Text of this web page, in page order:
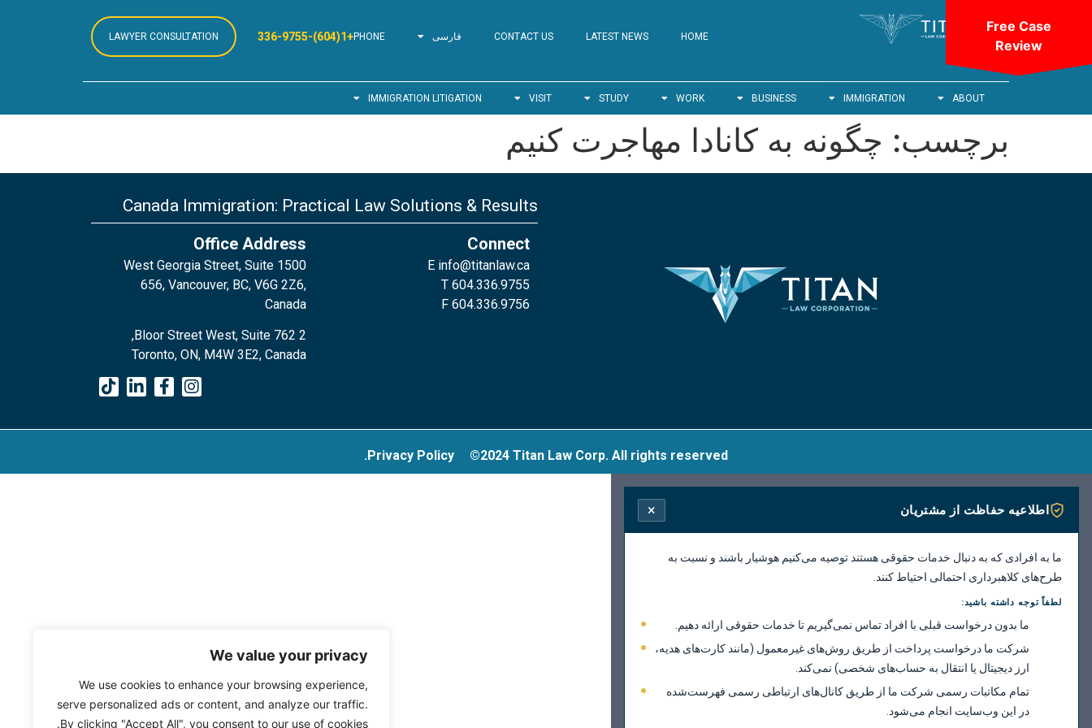
We value your privacy
We use cookies to enhance your browsing experience,
serve personalized ads or content, and analyze our traffic.
By clicking "Accept All", you consent to our use of cookies.
HOME
LATEST NEWS
CONTACT US فارسی PHONE
+1(604)-336-9755
LAWYER CONSULTATION
ABOUT
IMMIGRATION
BUSINESS
WORK
STUDY
VISIT
IMMIGRATION LITIGATION
برچسب: چگونه به کانادا مهاجرت کنیم
Canada Immigration: Practical Law Solutions & Results
Connect
E info@titanlaw.ca
T 604.336.9755
F 604.336.9756
Office Address
1500 West Georgia Street, Suite
656, Vancouver, BC, V6G 2Z6,
Canada
2 Bloor Street West, Suite 762,
Toronto, ON, M4W 3E2, Canada
Privacy Policy ©2024 Titan Law Corp. All rights reserved.
اطلاعیه حفاظت از مشتریان ×
ما به افرادی که به دنبال خدمات حقوقی هستند توصیه می‌کنیم هوشیار باشند و نسبت به
طرح‌های کلاهبرداری احتمالی احتیاط کنند.
لطفاً توجه داشته باشید:
ما بدون درخواست قبلی با افراد تماس نمی‌گیریم تا خدمات حقوقی ارائه دهیم.
شرکت ما درخواست پرداخت از طریق روش‌های غیرمعمول (مانند کارت‌های هدیه،
ارز دیجیتال یا انتقال به حساب‌های شخصی) نمی‌کند.
تمام مکاتبات رسمی شرکت ما از طریق کانال‌های ارتباطی رسمی فهرست‌شده
در این وب‌سایت انجام می‌شود.
Free Case
Review